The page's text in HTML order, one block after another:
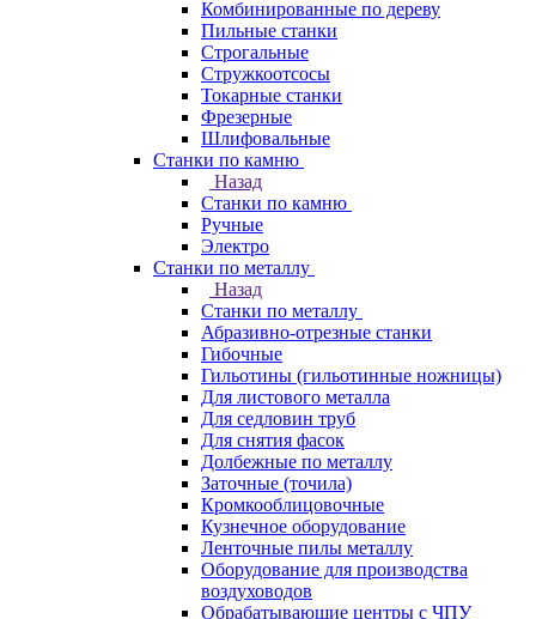
Комбинированные по дереву
Пильные станки
Строгальные
Стружкоотсосы
Токарные станки
Фрезерные
Шлифовальные
Станки по камню
Назад
Станки по камню
Ручные
Электро
Станки по металлу
Назад
Станки по металлу
Абразивно-отрезные станки
Гибочные
Гильотины (гильотинные ножницы)
Для листового металла
Для седловин труб
Для снятия фасок
Долбежные по металлу
Заточные (точила)
Кромкооблицовочные
Кузнечное оборудование
Ленточные пилы металлу
Оборудование для производства
воздуховодов
Обрабатывающие центры с ЧПУ